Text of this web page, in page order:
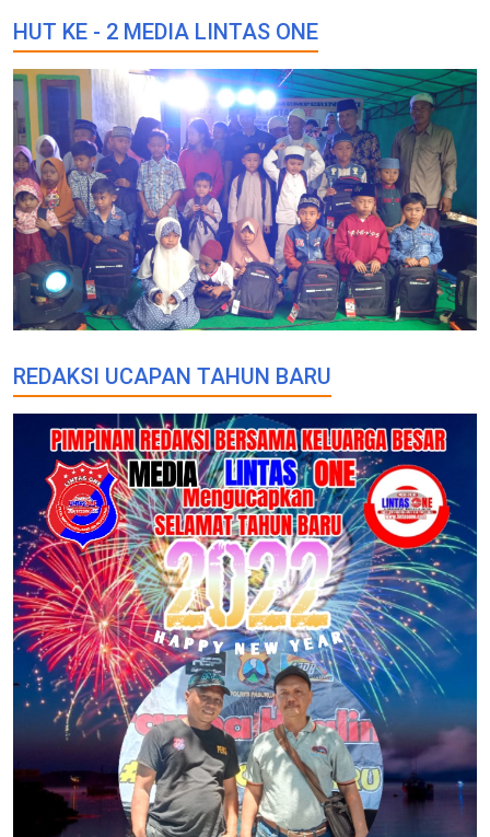
HUT KE - 2 MEDIA LINTAS ONE
REDAKSI UCAPAN TAHUN BARU